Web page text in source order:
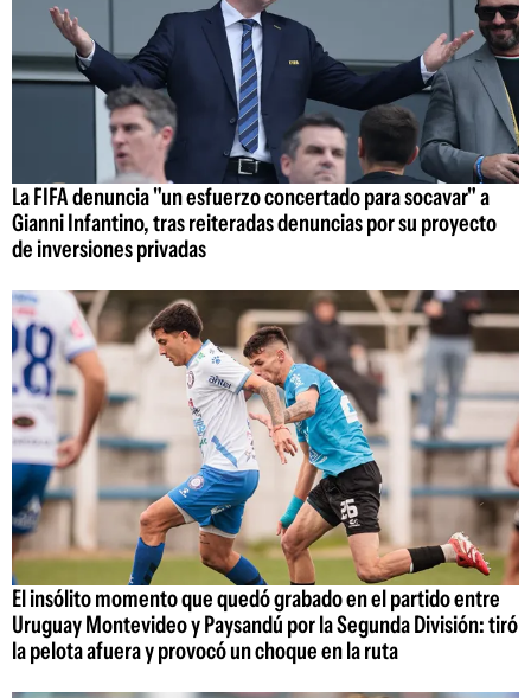
La FIFA denuncia "un esfuerzo concertado para socavar" a
Gianni Infantino, tras reiteradas denuncias por su proyecto
de inversiones privadas
El insólito momento que quedó grabado en el partido entre
Uruguay Montevideo y Paysandú por la Segunda División: tiró
la pelota afuera y provocó un choque en la ruta